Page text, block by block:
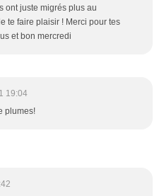
ont juste migrés plus au
te faire plaisir ! Merci pour tes
et bon mercredi
19:04
plumes!